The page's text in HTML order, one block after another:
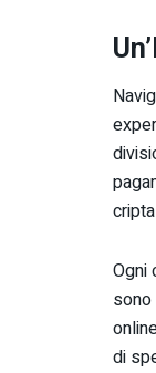
Ogni
di